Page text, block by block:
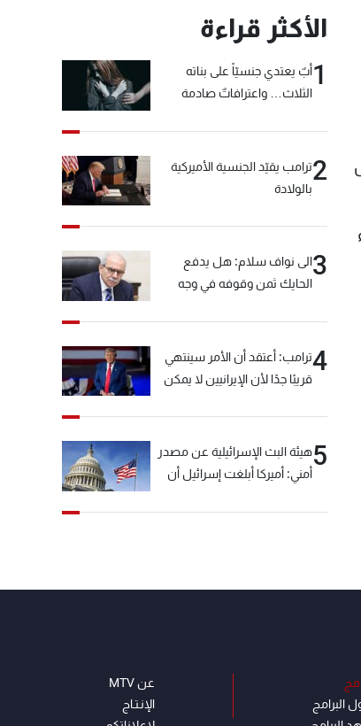
الأكثر قراءة
1أبٌ يعتدي جنسيّاً على بناته
الثلاث… واعترافاتٌ صادمة
2ترامب يقيّد الجنسية الأميركية
بالولادة
3الى نواف سلام: هل يدفع
الحايك ثمن وقوفه في وجه
4ترامب: أعتقد أن الأمر سينتهي
قريبًا جدًا لأن الإيرانيين لا يمكن
5هيئة البث الإسرائيلية عن مصدر
أمني: أميركا أبلغت إسرائيل أن
البرامج
عن MTV
الإنـتـاج